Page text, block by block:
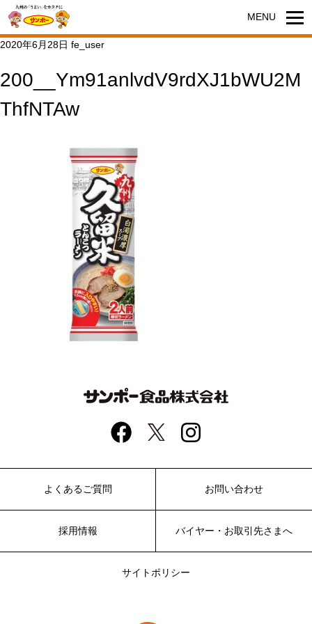
2020年6月28日 fe_user
200__Ym91anlvdV9rdXJ1bWU2M
ThfNTAw
よくあるご質問 お問い合わせ
採用情報
サイトポリシー
バイヤー・お取引先さまへ